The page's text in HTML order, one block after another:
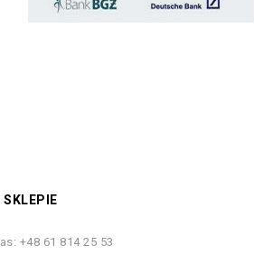
SKLEPIE
+48 61 814 25 53